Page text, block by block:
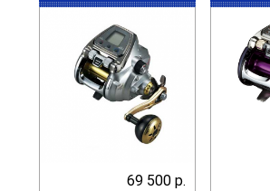
69 500 р.